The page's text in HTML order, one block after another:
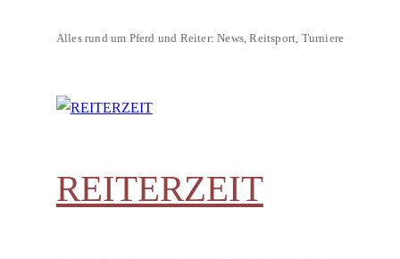
Alles rund um Pferd und Reiter: News, Reitsport, Turniere
REITERZEIT